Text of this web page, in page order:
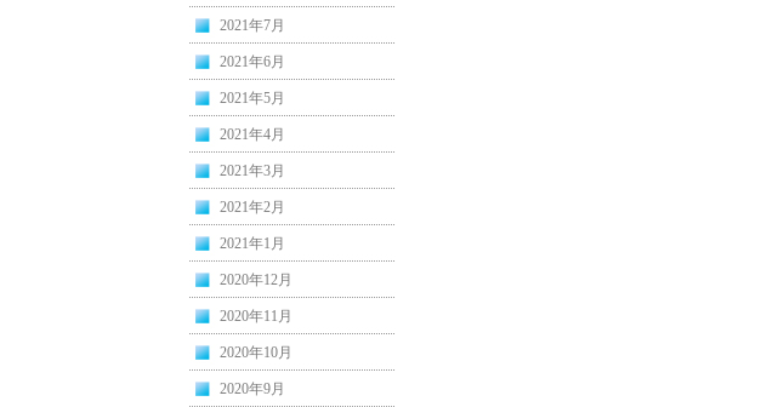
2021年7月
2021年6月
2021年5月
2021年4月
2021年3月
2021年2月
2021年1月
2020年12月
2020年11月
2020年10月
2020年9月